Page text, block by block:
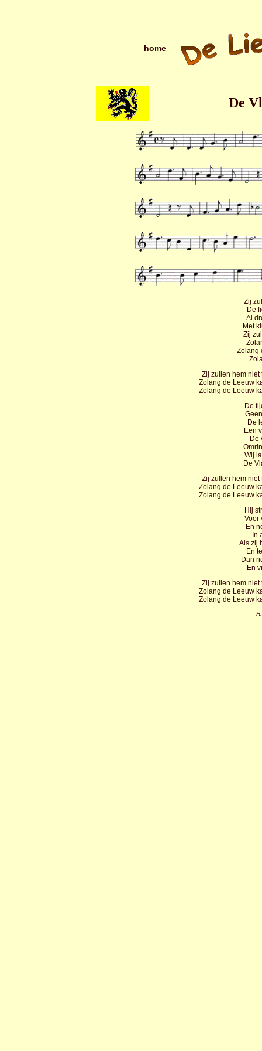
home
De
Zij
De
Al
Met
Zij
Zolang
Zij zullen hem niet
Zolang de Leeuw
Zolang de Leeuw
De
De
Een
De
Wij
De
Zij zullen hem niet
Zolang de Leeuw
Zolang de Leeuw
Hij
Voor
En
In
Als zij
En
Dan
En
Zij zullen hem niet
Zolang de Leeuw
Zolang de Leeuw